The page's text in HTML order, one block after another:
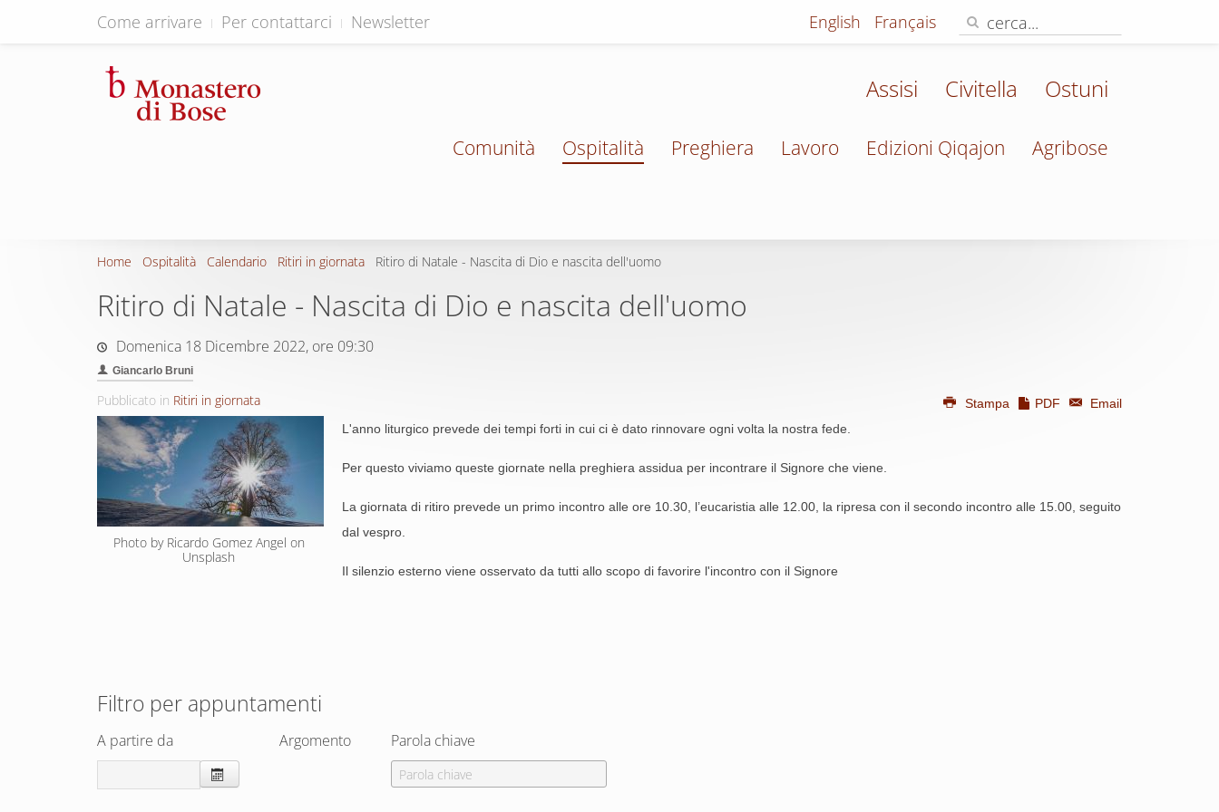
Come arrivare Per contattarci Newsletter English Français
Assisi Civitella Ostuni
Comunità Ospitalità Preghiera Lavoro Edizioni Qiqajon Agribose
Home Ospitalità Calendario Ritiri in giornata Ritiro di Natale - Nascita di Dio e nascita dell'uomo
Ritiro di Natale - Nascita di Dio e nascita dell'uomo
Domenica 18 Dicembre 2022, ore 09:30
Giancarlo Bruni
Pubblicato in Ritiri in giornata Stampa PDF Email
Photo by Ricardo Gomez Angel on
Unsplash
L'anno liturgico prevede dei tempi forti in cui ci è dato rinnovare ogni volta la nostra fede.
Per questo viviamo queste giornate nella preghiera assidua per incontrare il Signore che viene.
La giornata di ritiro prevede un primo incontro alle ore 10.30, l’eucaristia alle 12.00, la ripresa con il secondo incontro alle 15.00, seguito
dal vespro.
Il silenzio esterno viene osservato da tutti allo scopo di favorire l'incontro con il Signore
Filtro per appuntamenti
A partire da Argomento Parola chiave